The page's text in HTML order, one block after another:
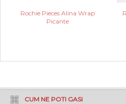
Rochie Pieces Alina Wrap
Picante
CUM NE POTI GASI